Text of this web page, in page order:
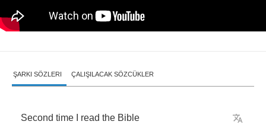
ŞARKI SÖZLERI ÇALIŞILACAK SÖZCÜKLER
Second time read the Bible